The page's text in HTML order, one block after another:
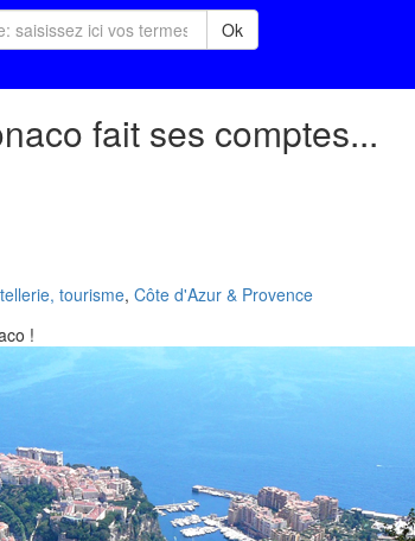
Ok
fait ses comptes...
tourisme, Côte d'Azur & Provence
!